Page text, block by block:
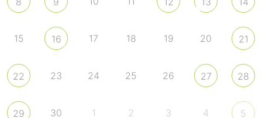
15 16 17 18 19 20 21
22 23 24 25 26 27 28
29 30 1 2 3 4 5